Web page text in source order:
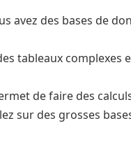
avez des bases de
tableaux complexes
de faire des
sur des grosses